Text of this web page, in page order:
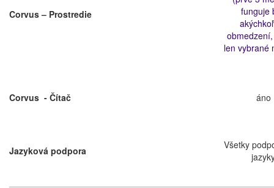
Corvus – Prostredie
funguje
len vybrané
Corvus - Čítač áno
Jazyková podpora
Všetky